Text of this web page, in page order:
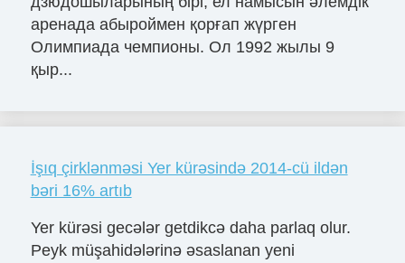
аренада абыроймен қорғап жүрген
Олимпиада чемпионы. Ол 1992 жылы 9
қыр...
İşıq çirklənməsi Yer kürəsində 2014-cü ildən
bəri 16% artıb
Yer kürəsi gecələr getdikcə daha parlaq olur.
Peyk müşahidələrinə əsaslanan yeni